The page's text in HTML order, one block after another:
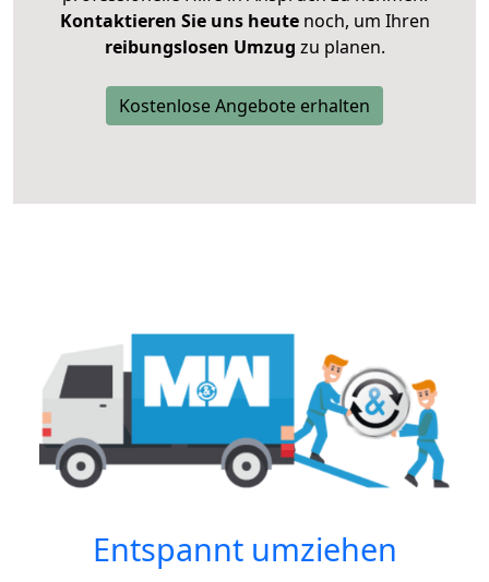
Kontaktieren Sie uns heutenoch, um Ihren
reibungslosen Umzug zu planen.
Kostenlose Angebote erhalten
Entspannt umziehen